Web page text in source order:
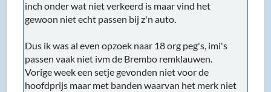
inch onder wat niet verkeerd is maar vind het
gewoon niet echt passen bij z'n auto.
Dus ik was al even opzoek naar 18 org peg's, imi's
passen vaak niet ivm de Brembo remklauwen.
Vorige week een setje gevonden niet voor de
hoofdprijs maar met banden waarvan het merk niet